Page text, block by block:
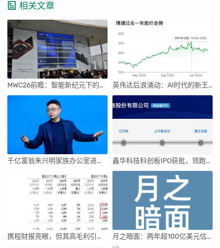
相关文章
MWC26前瞻：智能新纪元下的科技盛宴 英伟达后浪涌动：AI时代的新王者与隐忧
千亿富翁朱兴明家族办公室进军VC圈 鑫华科技科创板IPO获批，领跑国内半导体材料市场
携程财报亮眼，但其高毛利引发行业争议 月之暗面：两年超100亿美元估值，K2.5引领AI新纪元